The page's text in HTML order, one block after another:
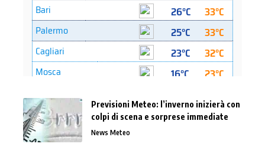
Previsioni Meteo: l’inverno inizierà con
colpi di scena e sorprese immediate
News Meteo